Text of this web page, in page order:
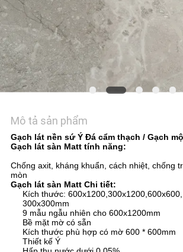
YÊU
CẦU
ĐẶT
GIÁ
SƠ
ĐỒ
TRANG
WEB
CHÍNH
SÁCH
Mô tả sản phẩm
Gạch lát nền sứ Ý Đá cẩm thạch / Gạch
Gạch lát sàn Matt tính năng:
Chống axit, kháng khuẩn, cách nhiệt, chống
mòn
Gạch lát sàn Matt Chi tiết:
Kích thước:
300x300mm
9 mẫu ngẫu nhiên cho 600x1200mm
Bề mặt mờ có sẵn
Kích thước phù hợp có mờ 600 * 600mm
Thiết kế Ý